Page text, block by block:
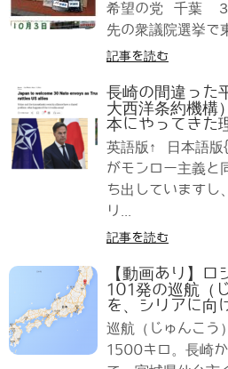
希望の党 千葉
先の衆議院選挙で
記事を読む
長崎の間違った
大西洋条約機構
本にやってきた
英語版↑ 日本語版
がモンロー主義と
ち出していますし
リ...
記事を読む
【動画あり】ロ
101発の巡航（
を、シリアに向
巡航（じゅんこう
1500キロ。長崎